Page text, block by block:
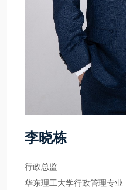
李晓栋
行政总监
华东理工大学行政管理专业